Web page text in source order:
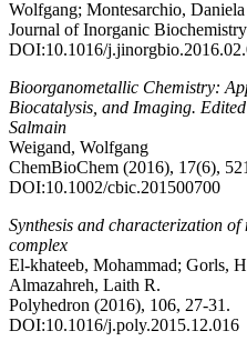
Wolfgang; Montesarchio, Daniela
Journal of Inorganic
DOI:10.1016/
Bioorganometallic Chemistry:
Biocatalysis, and Imaging.
Salmain
Weigand, Wolfgang
ChemBioChem (2016), 17(6),
DOI:10.1002/cbic.201500700
Synthesis and characterization
complex
El-khateeb, Mohammad; Gorls,
Almazahreh, Laith R.
Polyhedron (2016), 106, 27-31.
DOI:10.1016/j.poly.2015.12.016